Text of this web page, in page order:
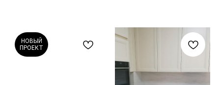
НОВЫЙ
ПРОЕКТ